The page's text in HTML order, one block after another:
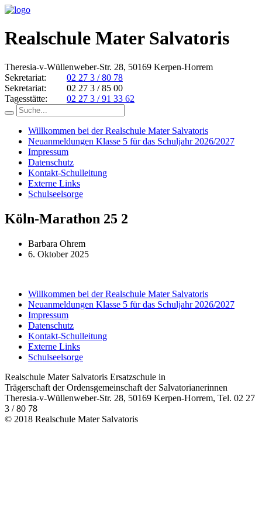
Realschule Mater Salvatoris
Theresia-v-Wüllenweber-Str. 28, 50169 Kerpen-Horrem
Sekretariat:
02 27 3 / 80 78
Sekretariat:
02 27 3 / 85 00
Tagesstätte:
02 27 3 / 91 33 62
Willkommen bei der Realschule Mater Salvatoris
Neuanmeldungen Klasse 5 für das Schuljahr 2026/2027
Impressum
Datenschutz
Kontakt-Schulleitung
Externe Links
Schulseelsorge
Köln-Marathon 25 2
Barbara Ohrem
6. Oktober 2025
Willkommen bei der Realschule Mater Salvatoris
Neuanmeldungen Klasse 5 für das Schuljahr 2026/2027
Impressum
Datenschutz
Kontakt-Schulleitung
Externe Links
Schulseelsorge
Realschule Mater Salvatoris Ersatzschule in
Trägerschaft der Ordensgemeinschaft der Salvatorianerinnen
Theresia-v-Wüllenweber-Str. 28, 50169 Kerpen-Horrem, Tel. 02 27
3 / 80 78
© 2018 Realschule Mater Salvatoris